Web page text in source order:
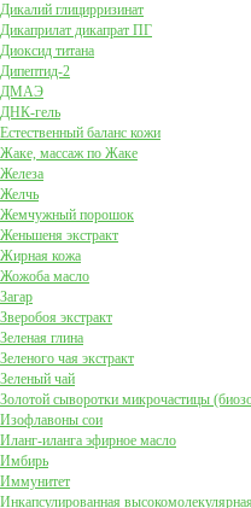
Дикалий глицирризинат
Дикаприлат дикапрат ПГ
Диоксид титана
Дипептид-2
ДМАЭ
ДНК-гель
Естественный баланс кожи
Жаке, массаж по Жаке
Железа
Желчь
Жемчужный порошок
Женьшеня экстракт
Жирная кожа
Жожоба масло
Загар
Зверобоя экстракт
Зеленая глина
Зеленого чая экстракт
Зеленый чай
Золотой сыворотки микрочастицы
Изофлавоны сои
Иланг-иланга эфирное масло
Имбирь
Иммунитет
Инкапсулированная